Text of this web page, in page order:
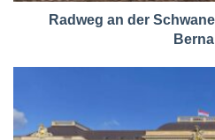
Radweg an der